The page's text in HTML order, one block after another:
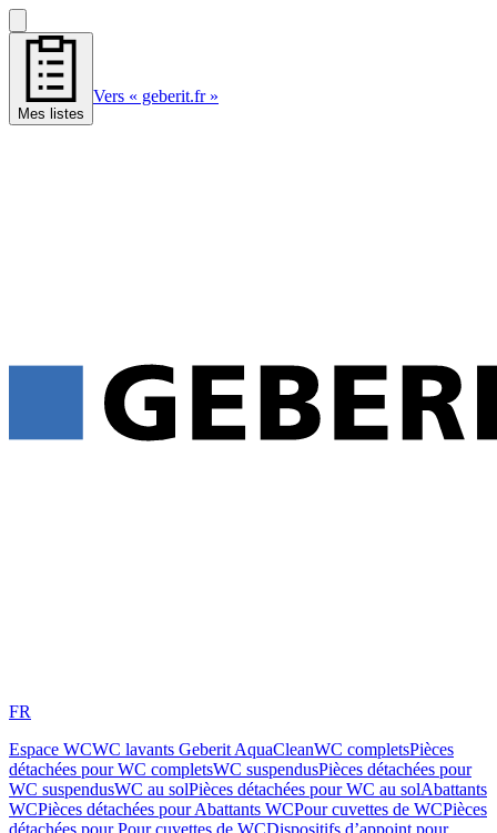
Mes listes
Vers « geberit.fr »
FR
Espace WCWC lavants Geberit AquaCleanWC completsPièces
détachées pour WC completsWC suspendusPièces détachées pour
WC suspendusWC au solPièces détachées pour WC au solAbattants
WCPièces détachées pour Abattants WCPour cuvettes de WCPièces
détachées pour Pour cuvettes de WCDispositifs d’appoint pour